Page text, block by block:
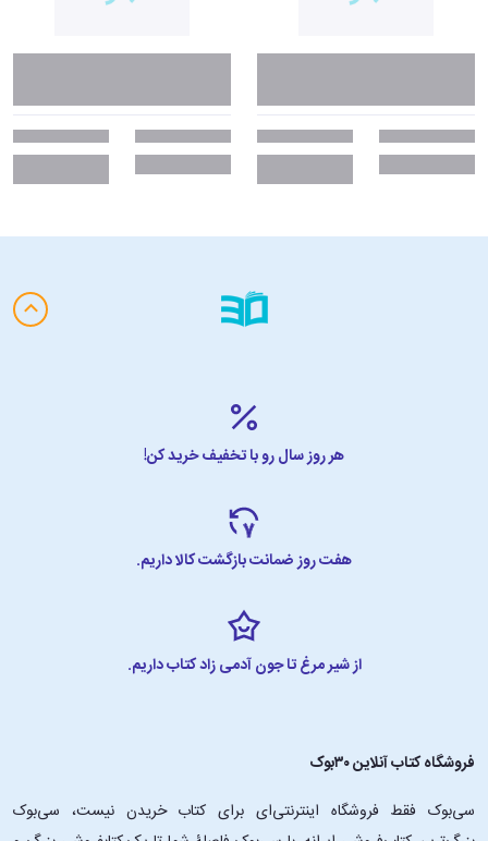
هر روز سال رو با تخفیف خرید کن!
هفت روز ضمانت بازگشت کالا داریم.
از شیر مرغ تا جون آدمی زاد کتاب داریم.
فروشگاه کتاب آنلاین ۳۰بوک
سی‌بوک فقط فروشگاه اینترنتی‌ای برای کتاب خریدن نیست، سی‌بوک